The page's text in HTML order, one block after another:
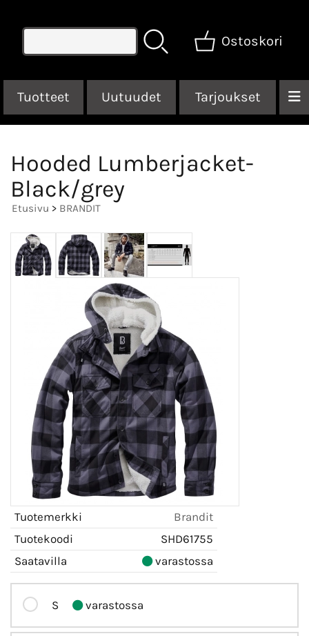
Ostoskori
Tuotteet Uutuudet Tarjoukset
Hooded Lumberjacket-
Black/grey
Etusivu > BRANDIT
Tuotemerkki
Brandit
Tuotekoodi
SHD61755
Saatavilla
varastossa
S varastossa